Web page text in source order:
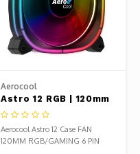
Aerocool
Astro 12 RGB | 120mm
Case Fan
Aerocool Astro 12 Case FAN
120MM RGB/GAMING 6 PIN